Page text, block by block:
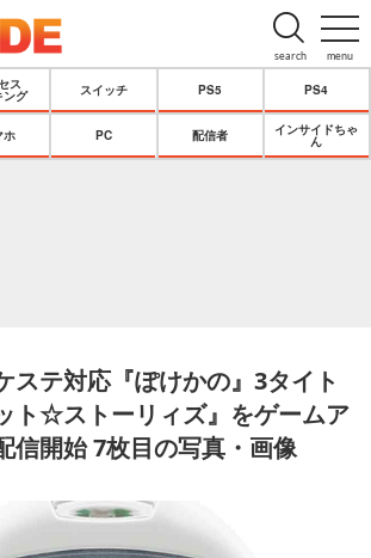
menu
search
ス
ング
スイッチ PS5 PS4
ホ PC 配信者
インサイドちゃ
ん
ステ対応『ぽけかの』3タイト
ト☆ストーリィズ』をゲームア
信開始 7枚目の写真・画像